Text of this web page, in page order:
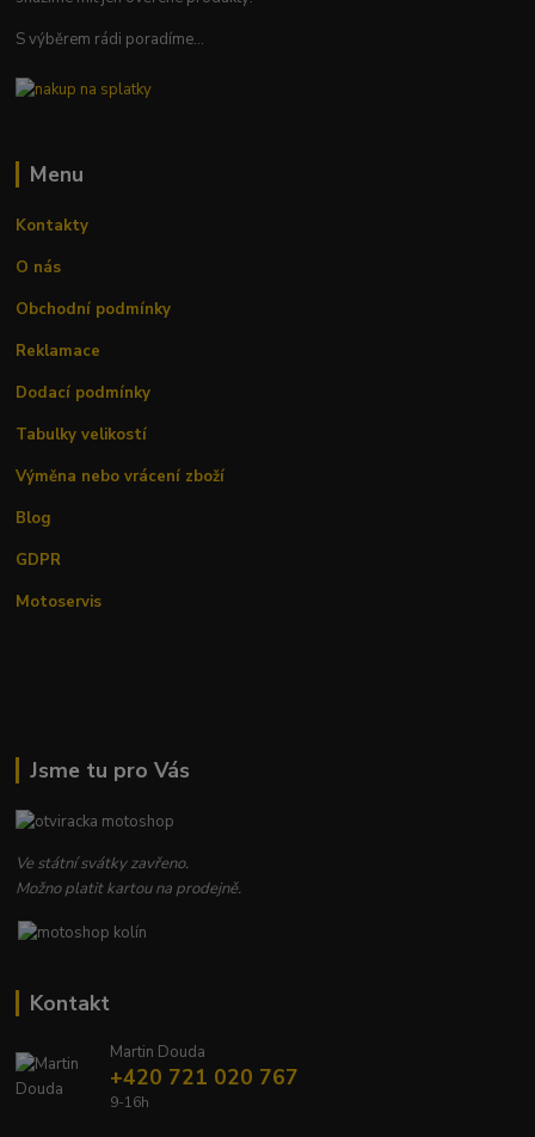
S výběrem rádi poradíme...
Menu
Kontakty
O nás
Obchodní podmínky
Reklamace
Dodací podmínky
Tabulky velikostí
Výměna nebo vrácení zboží
Blog
GDPR
Motoservis
Jsme tu pro Vás
Ve státní svátky zavřeno.
Možno platit kartou na prodejně.
Kontakt
Martin Douda
+420 721 020 767
9-16h